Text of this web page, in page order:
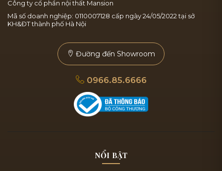
Công ty cổ phần nội thất Mansion
Mã số doanh nghiệp: 0110007128 cấp ngày 24/05/2022 tại sở
KH&ĐT thành phố Hà Nội
Đường đến Showroom
0966.85.6666
NỔI BẬT